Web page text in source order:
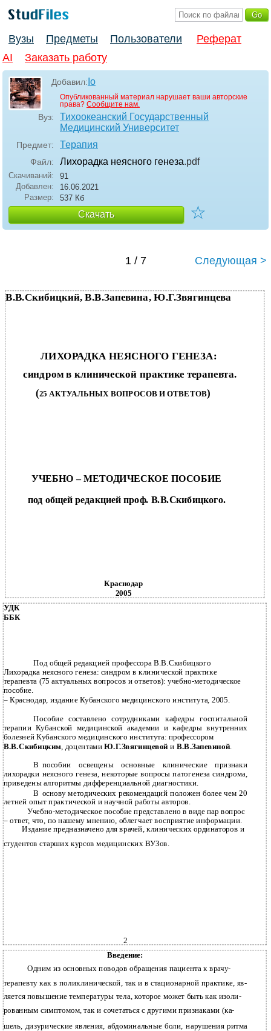
Вузы Предметы Пользователи
Реферат
AI
Заказать работу
Добавил: Io
Опубликованный материал нарушает ваши авторские
права? Сообщите нам.
Вуз:
Тихоокеанский Государственный
Медицинский Университет
Предмет: Терапия
Файл: Лихорадка неясного генеза.pdf
Скачиваний:
91
Добавлен:
16.06.2021
Размер:
537 Кб
Скачать ☆
1 / 7 Следующая >
В.В.Скибицкий, В.В.Запевина, Ю.Г.Звягинцева
ЛИХОРАДКА НЕЯСНОГО ГЕНЕЗА:
синдром в клинической практике терапевта.
(25 АКТУАЛЬНЫХ ВОПРОСОВ И ОТВЕТОВ)
УЧЕБНО – МЕТОДИЧЕСКОЕ ПОСОБИЕ
под общей редакцией проф. В.В.Скибицкого.
Краснодар
2005
УДК
ББК
Под общей редакцией профессора В.В.Скибицкого
Лихорадка неясного генеза: синдром в клинической практике
терапевта (75 актуальных вопросов и ответов): учебно-методическое
пособие.
– Краснодар, издание Кубанского медицинского института, 2005.
Пособие составлено сотрудниками кафедры госпитальной
терапии Кубанской медицинской академии и кафедры внутренних
болезней Кубанского медицинского института: профессором
В.В.Скибицким, доцентамиЮ.Г.ЗвягинцевойиВ.В.Запевиной.
В пособии освещены основные клинические признаки
лихорадки неясного генеза, некоторые вопросы патогенеза синдрома,
приведены алгоритмы дифференциальной диагностики.
В основу методических рекомендаций положен более чем 20
летней опыт практической и научной работы авторов.
Учебно-методическое пособие представлено в виде пар вопрос
– ответ, что, по нашему мнению, облегчает восприятие информации.
Издание предназначено для врачей, клинических ординаторов и
студентов старших курсов медицинских ВУЗов.
2
Введение:
Одним из основных поводов обращения пациента к врачу-
терапевту как в поликлинической, так и в стационарной практике, яв-
ляется повышение температуры тела, которое может быть как изоли-
рованным симптомом, так и сочетаться с другими признаками (ка-
шель, дизурические явления, абдоминальные боли, нарушения ритма